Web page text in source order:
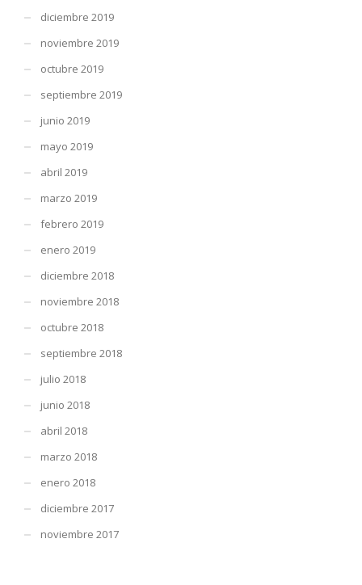
diciembre 2019
noviembre 2019
octubre 2019
septiembre 2019
junio 2019
mayo 2019
abril 2019
marzo 2019
febrero 2019
enero 2019
diciembre 2018
noviembre 2018
octubre 2018
septiembre 2018
julio 2018
junio 2018
abril 2018
marzo 2018
enero 2018
diciembre 2017
noviembre 2017